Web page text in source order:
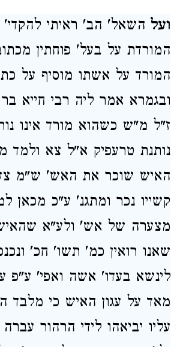
ועל השאל' הב' ראיתי
המורדת על בעל' פוחתין
המורד על אשתו מוסיף על
ובגמרא אמר ליה רבי חייא
ז"ל מ"ש כשהוא מורד אינו
נותנת טרעפיק א"ל צא ולמד
האיש שוכר את האש' ש"מ
קשייו נכר ומתגנ' ע"כ מכאן
מצערה של אש' ולע"א
שאנו רואין כמ' תשו' חכ'
לינשא בעדו' אשה ואפי'
מאד על עגון האיש כי מלבד
עליו יביאהו לידי הרהור